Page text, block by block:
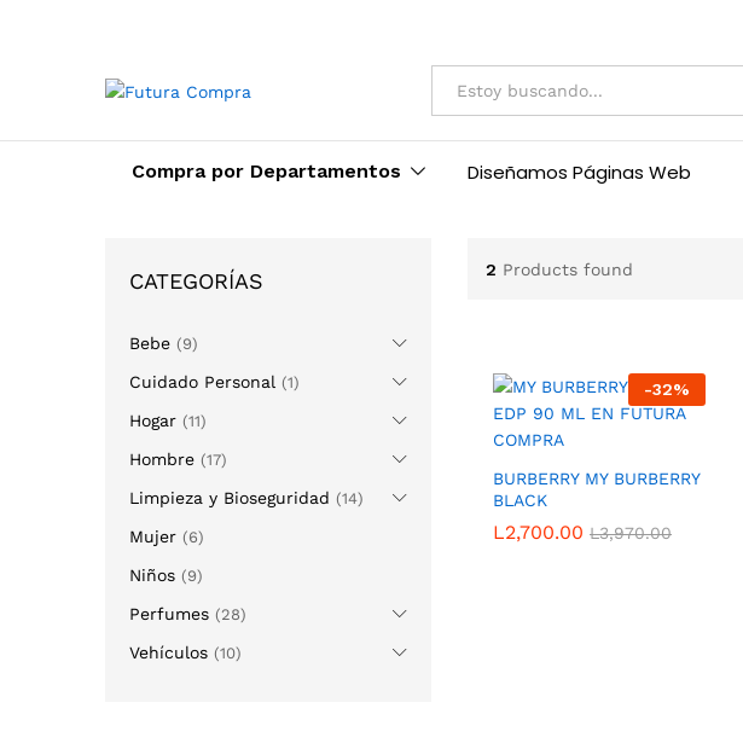
Categorías
Compra por Departamentos Diseñamos Páginas Web
2 Products found
-32%
BURBERRY MY BURBERRY
BLACK
L2,700.00 L3,970.00
L2,700.00 L3,970.00
CATEGORÍAS
Bebe (9)
Cuidado Personal (1)
Hogar (11)
Hombre (17)
Limpieza y Bioseguridad (14)
Mujer (6)
Niños (9)
Perfumes (28)
Vehículos (10)